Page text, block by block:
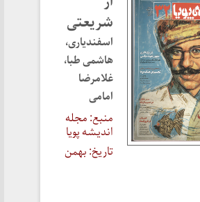
شریعتی
اسفندیاری،
هاشمی طبا،
غلامرضا
امامی
منبع: مجله
اندیشه پویا
تاریخ: بهمن